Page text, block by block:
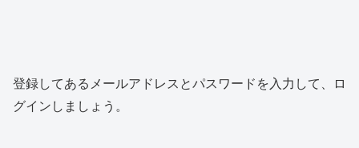
登録してあるメールアドレスとパスワードを入力して、ロ
グインしましょう。